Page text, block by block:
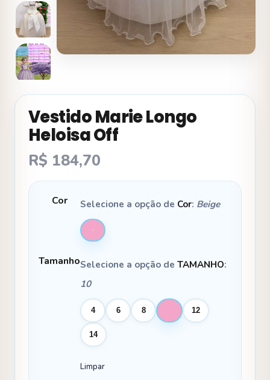
Vestido Marie Longo
Heloisa Off
R$ 184,70
Cor Selecione a opção de Cor: Beige
TamanhoSelecione a opção de TAMANHO:
10
4 6 8 12
14
Limpar